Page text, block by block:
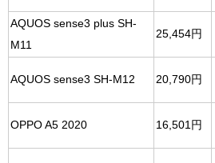
AQUOS sense3 plus SH-
M11
25,454円
AQUOS sense3 SH-M12 20,790円
OPPO A5 2020 16,501円